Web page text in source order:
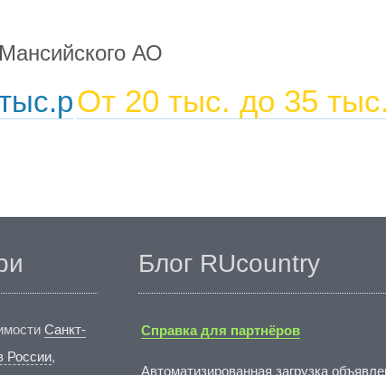
АО
От 20 тыс. до 35
Санкт-
России,
Блог RUcountry
Справка для партнёров
Автоматизированная загрузка